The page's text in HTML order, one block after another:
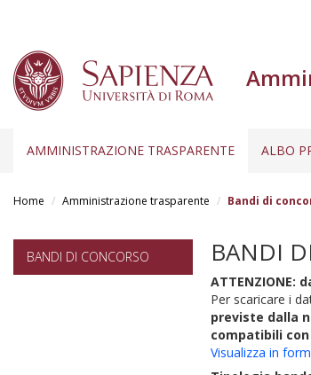
AMMINISTRAZIONE TRASPARENTE ALBO
Home Amministrazione trasparente Bandi di
BANDI DI CONCORSO BANDI
ATTENZIONE:
Per scaricare i
previste dalla
compatibili
Visualizza in